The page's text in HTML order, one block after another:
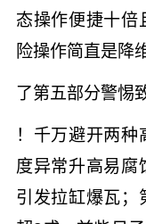
态操作便捷十倍
险操作简直是降
了第五部分警惕
！千万避开两种
度异常升高易腐
引发拉缸爆瓦；